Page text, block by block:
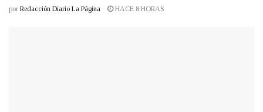
por Redacción Diario La Página HACE 8 HORAS